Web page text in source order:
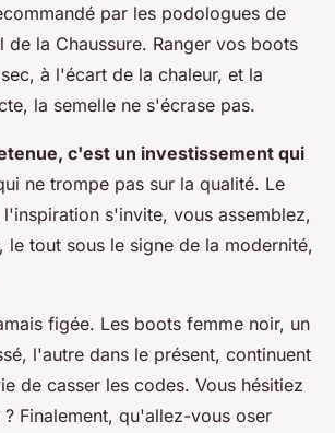
par les podologues de
de la Chaussure. Ranger vos boots
à l'écart de la chaleur, et la
la semelle ne s'écrase pas.
c'est un investissement qui
ne trompe pas sur la qualité. Le
s'invite, vous assemblez,
le tout sous le signe de la modernité,
figée. Les boots femme noir, un
l'autre dans le présent, continuent
de casser les codes. Vous hésitiez
Finalement, qu'allez-vous oser